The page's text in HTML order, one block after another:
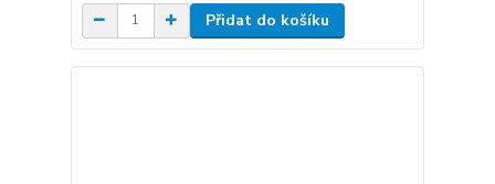
Přidat do košíku